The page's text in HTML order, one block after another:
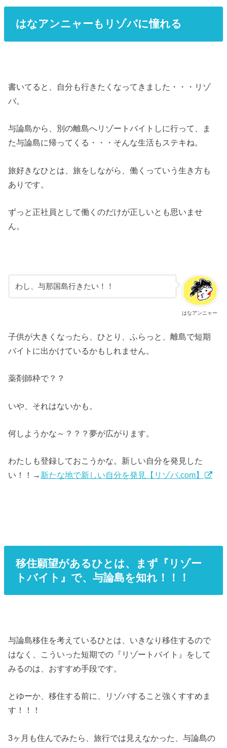
はなアンニャーもリゾバに憧れる
書いてると、自分も行きたくなってきました・・・リゾ
バ。
与論島から、別の離島へリゾートバイトしに行って、ま
た与論島に帰ってくる・・・そんな生活もステキね。
旅好きなひとは、旅をしながら、働くっていう生き方も
ありです。
ずっと正社員として働くのだけが正しいとも思いませ
ん。
はなアンニャー
わし、与那国島行きたい！！
子供が大きくなったら、ひとり、ふらっと、離島で短期
バイトに出かけているかもしれません。
薬剤師枠で？？
いや、それはないかも。
何しようかな～？？？夢が広がります。
わたしも登録しておこうかな。新しい自分を発見した
い！！→ 新たな地で新しい自分を発見【リゾバ.com】
移住願望があるひとは、まず『リゾー
トバイト』で、与論島を知れ！！！
与論島移住を考えているひとは、いきなり移住するので
はなく、こういった短期での『リゾートバイト』をして
みるのは、おすすめ手段です。
とゆーか、移住する前に、リゾバすること強くすすめま
す！！！
3ヶ月も住んでみたら、旅行では見えなかった、与論島の